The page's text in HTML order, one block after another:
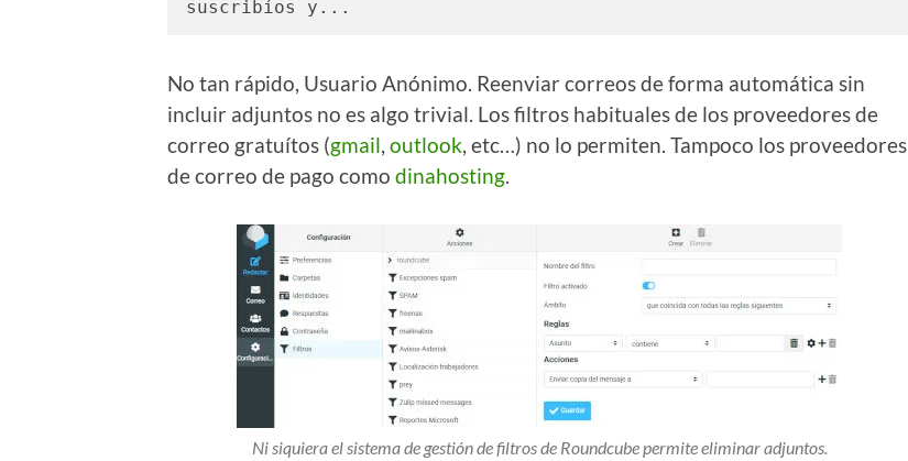
suscribíos y...
No tan rápido, Usuario Anónimo. Reenviar correos de forma automática sin
incluir adjuntos no es algo trivial. Los filtros habituales de los proveedores de
correo gratuítos (gmail, outlook, etc…) no lo permiten. Tampoco los proveedores
de correo de pago como dinahosting.
Ni siquiera el sistema de gestión de filtros de Roundcube permite eliminar adjuntos.